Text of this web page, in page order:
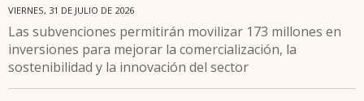
VIERNES, 31 DE JULIO DE 2026
Las subvenciones permitirán movilizar 173 millones en
inversiones para mejorar la comercialización, la
sostenibilidad y la innovación del sector